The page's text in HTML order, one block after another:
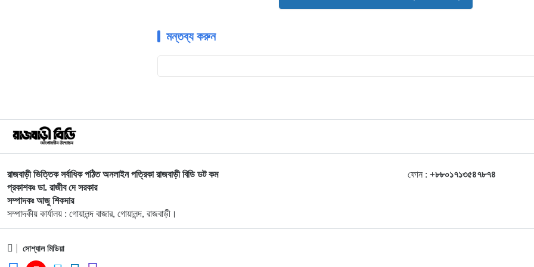
মন্তব্য করুন
রাজবাড়ী ভিত্তিক সর্বাধিক পঠিত অনলাইন পত্রিকা রাজবাড়ী বিডি ডট কম
প্রকাশকঃ ডা. রাজীব দে সরকার
সম্পাদকঃ আজু শিকদার
সম্পাদকীয় কার্যালয় : গোয়ালন্দ বাজার, গোয়ালন্দ, রাজবাড়ী।
ফোন : +৮৮০১৭১৩৫৪৭৮৭৪
সোশ্যাল মিডিয়া